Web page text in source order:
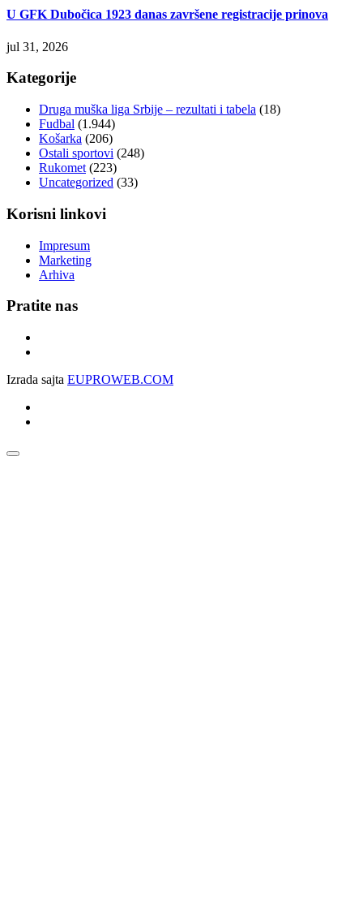
U GFK Dubočica 1923 danas završene registracije prinova
jul 31, 2026
Kategorije
Druga muška liga Srbije – rezultati i tabela (18)
Fudbal (1.944)
Košarka (206)
Ostali sportovi (248)
Rukomet (223)
Uncategorized (33)
Korisni linkovi
Impresum
Marketing
Arhiva
Pratite nas
Izrada sajta EUPROWEB.COM